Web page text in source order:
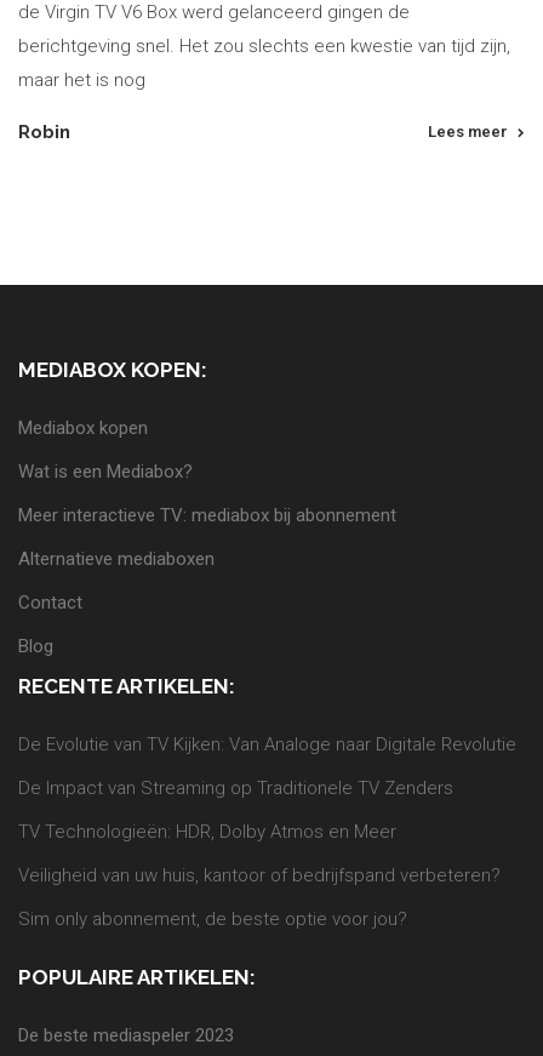
de Virgin TV V6 Box werd gelanceerd gingen de
berichtgeving snel. Het zou slechts een kwestie van tijd zijn,
maar het is nog
Robin Lees meer
MEDIABOX KOPEN:
Mediabox kopen
Wat is een Mediabox?
Meer interactieve TV: mediabox bij abonnement
Alternatieve mediaboxen
Contact
Blog
RECENTE ARTIKELEN:
De Evolutie van TV Kijken: Van Analoge naar Digitale Revolutie
De Impact van Streaming op Traditionele TV Zenders
TV Technologieën: HDR, Dolby Atmos en Meer
Veiligheid van uw huis, kantoor of bedrijfspand verbeteren?
Sim only abonnement, de beste optie voor jou?
POPULAIRE ARTIKELEN:
De beste mediaspeler 2023